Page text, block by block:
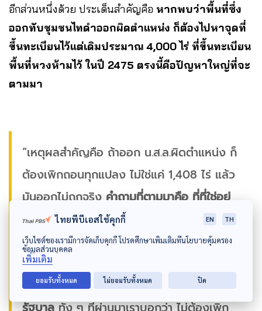
อีกส่วนหนึ่งด้วย ประเด็นสำคัญคือ หากพบว่าพื้นที่ซึ่ง
ออกทับชุมชนไทดำออกผิดตำแหน่ง ก็ต้องไปหาจุดที่
ขึ้นทะเบียนไว้แต่เดิมประมาณ 4,000 ไร่ ที่ขึ้นทะเบียน
พื้นที่หวงห้ามไว้ ในปี 2475 ตรงนี้คือปัญหาใหญ่ที่จะ
ตามมา
“เหตุผลสำคัญคือ ถ้าออก น.ส.ล.ผิดตำแหน่ง ก็
ต้องเพิกถอนทุกแปลง ไม่ใช่แค่ 1,408 ไร่ แล้ว
มันออกไม่ถูกจริง คำถามที่ตามมาคือ ที่ที่ใช่อยู่
ตรงไหน อันนี้จะเป็นเรื่องใหญ่มากกว่า คือถ้า
ปรากฏว่าที่ที่ใช่ เป็นที่ที่มีราษฎรครอบครองอยู่
แล้ว แต่กลับออกเอกสารสิทธิ์ไปเต็มพื้นที่อยู่
แล้วจะทำยังไง อันนี้คือความกังวลใจของ
ไทยพีบีเอสใช้คุกกี้ EN TH
เว็บไซต์ของเรามีการจัดเก็บคุกกี้ โปรดศึกษาเพิ่มเติมที่นโยบายคุ้มครอง
ข้อมูลส่วนบุคคล
เพิ่มเติม
ยอมรับทั้งหมด ไม่ยอมรับทั้งหมด ปิด